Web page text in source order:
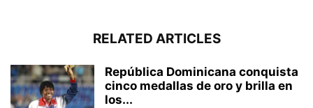
RELATED ARTICLES
República Dominicana conquista
cinco medallas de oro y brilla en
los...